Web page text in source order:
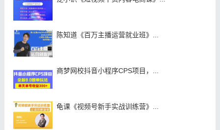
陈知道《百万主播运营就业班》...
商梦网校抖音小程序CPS项目，...
龟课《视频号新手实战训练营》...